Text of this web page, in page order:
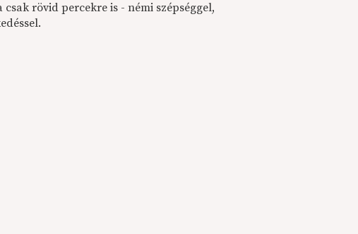
rövid percekre is - némi szépséggel,